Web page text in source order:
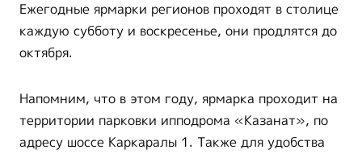
Ежегодные ярмарки регионов проходят в столице
каждую субботу и воскресенье, они продлятся до
октября.
Напомним, что в этом году, ярмарка проходит на
территории парковки ипподрома «Казанат», по
адресу шоссе Каркаралы 1. Также для удобства